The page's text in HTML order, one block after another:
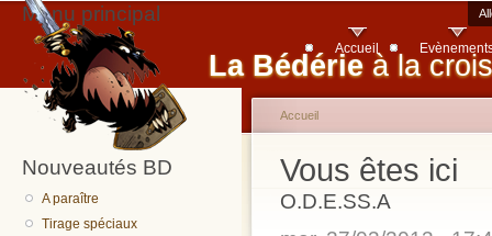
La Bédérie à la
Menu principal
Accueil
Nouveautés BD
A paraître
Tirage spéciaux
Vous êtes ici
Accueil
O.D.E.SS.A